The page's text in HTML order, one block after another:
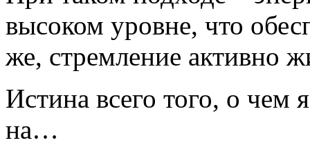
высоком уровне, что
же, стремление активно
Истина всего того, о чем
на…